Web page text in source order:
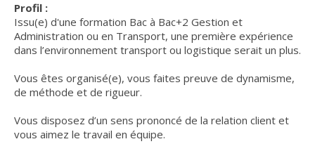
Profil :
Issu(e) d'une formation Bac à Bac+2 Gestion et
Administration ou en Transport, une première expérience
dans l’environnement transport ou logistique serait un plus.
Vous êtes organisé(e), vous faites preuve de dynamisme,
de méthode et de rigueur.
Vous disposez d’un sens prononcé de la relation client et
vous aimez le travail en équipe.